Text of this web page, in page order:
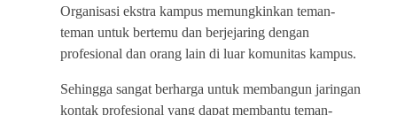
Organisasi ekstra kampus memungkinkan teman-
teman untuk bertemu dan berjejaring dengan
profesional dan orang lain di luar komunitas kampus.
Sehingga sangat berharga untuk membangun jaringan
kontak profesional yang dapat membantu teman-